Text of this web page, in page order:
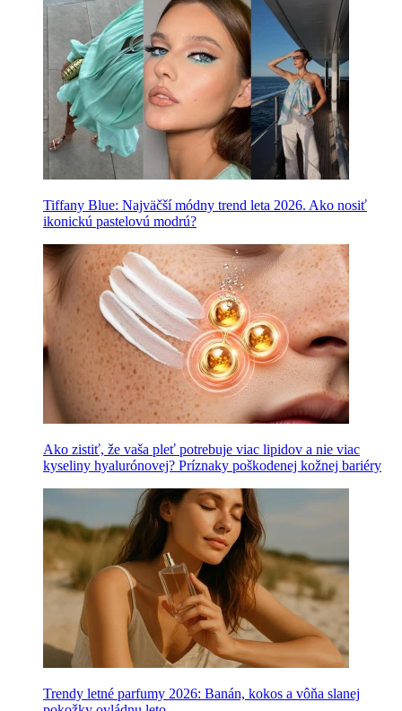
Tiffany Blue: Najväčší módny trend leta 2026. Ako nosiť
ikonickú pastelovú modrú?
Ako zistiť, že vaša pleť potrebuje viac lipidov a nie viac
kyseliny hyalurónovej? Príznaky poškodenej kožnej bariéry
Trendy letné parfumy 2026: Banán, kokos a vôňa slanej